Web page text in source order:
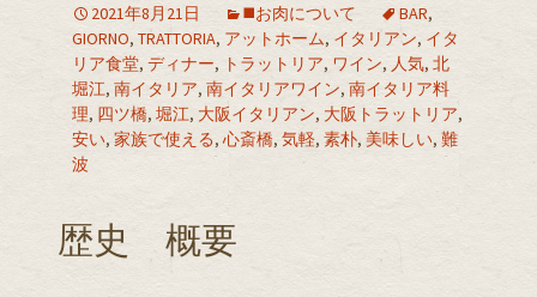
2021年8月21日 ◼️お肉について BAR,
GIORNO, TRATTORIA, アットホーム, イタリアン, イタ
リア食堂, ディナー, トラットリア, ワイン, 人気, 北
堀江, 南イタリア, 南イタリアワイン, 南イタリア料
理, 四ツ橋, 堀江, 大阪イタリアン, 大阪トラットリア,
安い, 家族で使える, 心斎橋, 気軽, 素朴, 美味しい, 難
波
歴史 概要